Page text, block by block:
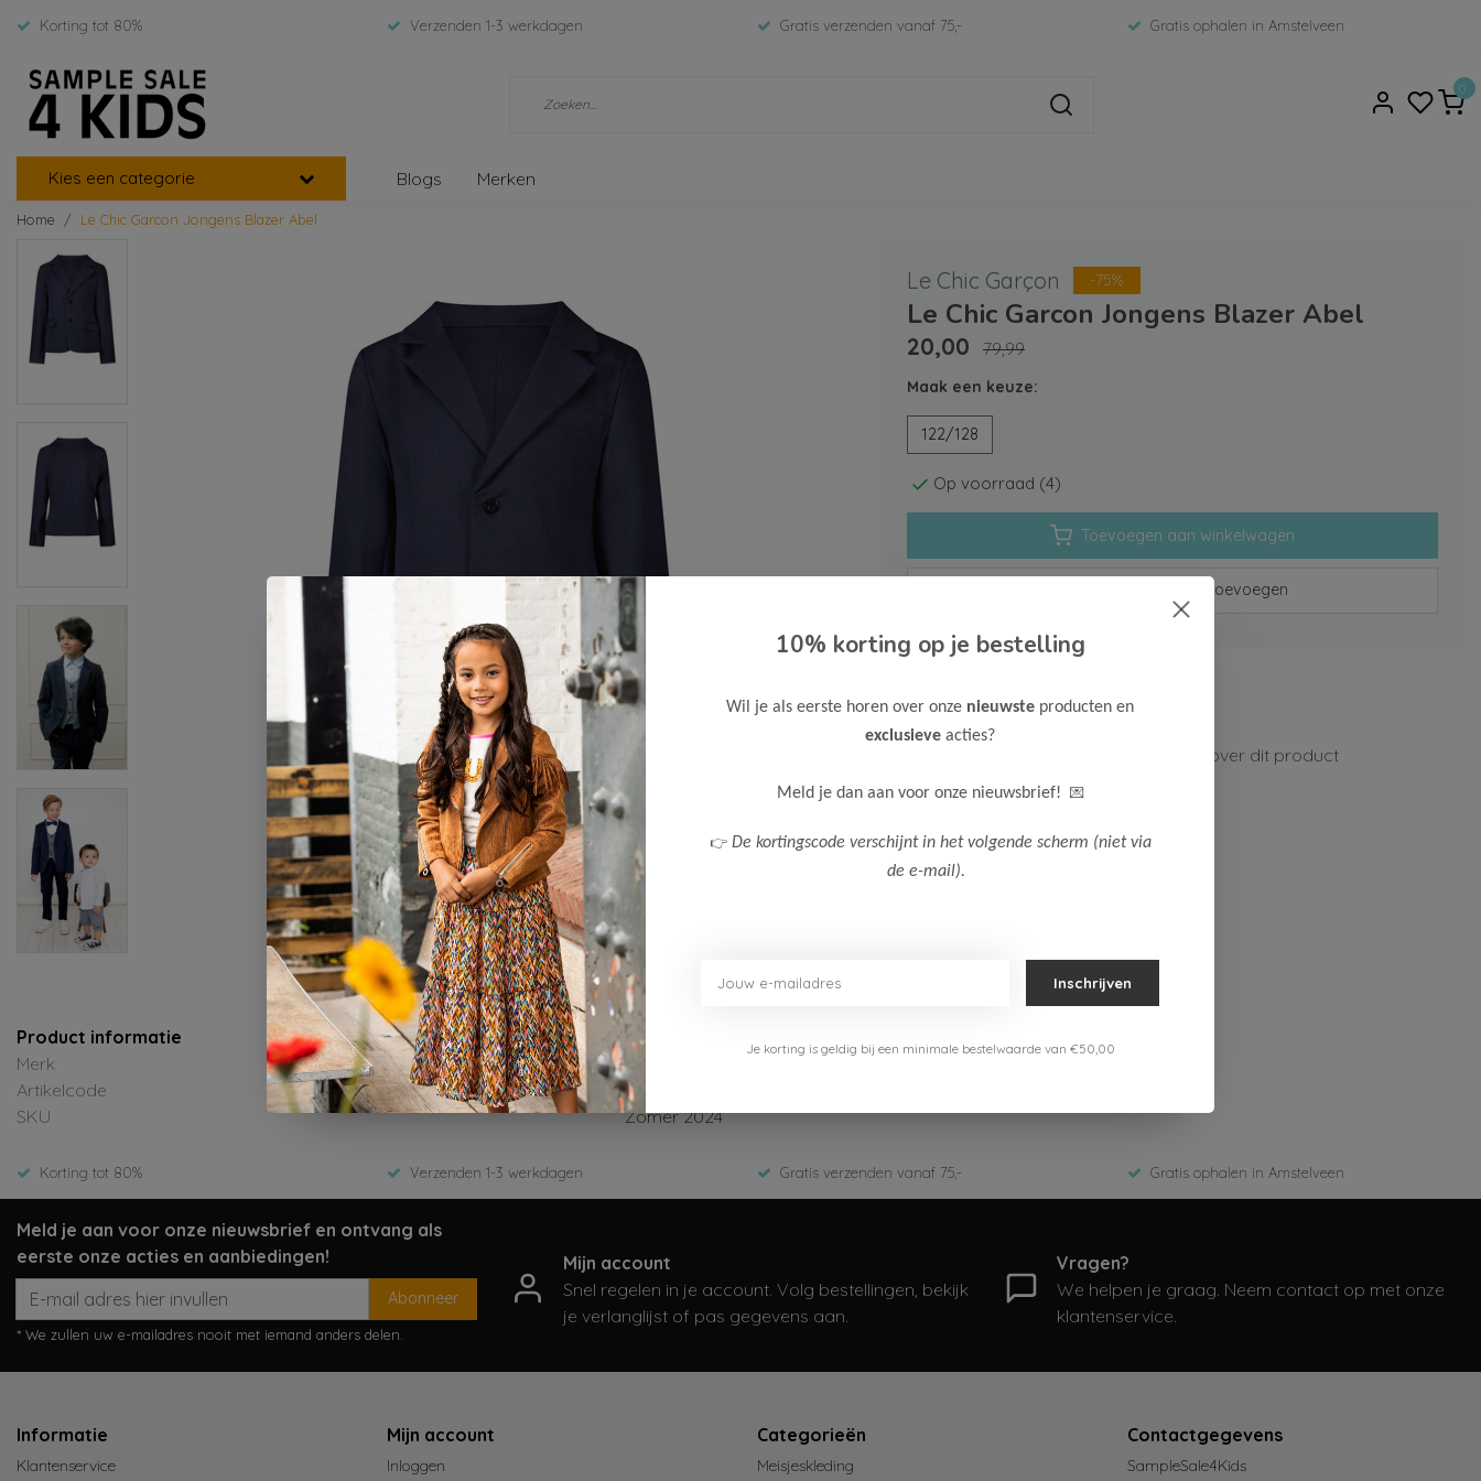
Korting tot 80% Verzenden 1-3 werkdagen Gratis verzenden vanaf 75,- Gratis ophalen in Amstelveen
0
Kies een categorie Blogs Merken
Home Le Chic Garcon Jongens Blazer Abel
Le Chic Garçon -75%
Le Chic Garcon Jongens Blazer Abel
20,00 79,99
Maak een keuze:
122/128
Op voorraad (4)
Toevoegen aan winkelwagen
Aan verlanglijst toevoegen
Verzenden 1-3 werkdagen
Neem contact op over dit product
Product informatie
Merk
Le Chic Garçon
Artikelcode
L312-6154
SKU
Zomer 2024
Korting tot 80% Verzenden 1-3 werkdagen Gratis verzenden vanaf 75,- Gratis ophalen in Amstelveen
Meld je aan voor onze nieuwsbrief en ontvang als
eerste onze acties en aanbiedingen!
Abonneer
* We zullen uw e-mailadres nooit met iemand anders delen.
Mijn account
Snel regelen in je account. Volg bestellingen, bekijk
je verlanglijst of pas gegevens aan.
Vragen?
We helpen je graag. Neem contact op met onze
klantenservice.
Informatie
Klantenservice
Mijn account
Inloggen
Categorieën
Meisjeskleding
Contactgegevens
SampleSale4Kids
10% korting op je bestelling
Wil je als eerste horen over onze nieuwste producten en
exclusieve acties?
Meld je dan aan voor onze nieuwsbrief! 💌
👉 De kortingscode verschijnt in het volgende scherm (niet via
de e-mail).
Inschrijven
Je korting is geldig bij een minimale bestelwaarde van €50,00